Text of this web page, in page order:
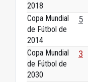
2018
Copa Mundial
de Fútbol de
2014
5
Copa Mundial
de Fútbol de
2030
3